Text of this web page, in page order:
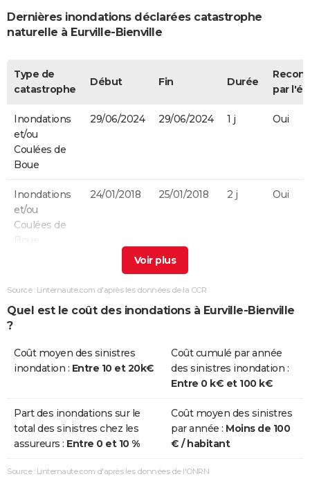
Dernières inondations déclarées catastrophe
naturelle à Eurville-Bienville
Type de
catastrophe
Début Fin Durée
par
Inondations
et/ou
Coulées de
Boue
29/06/2024 29/06/2024 1 j Oui
Inondations
et/ou
Coulées de
Boue
24/01/2018 25/01/2018 2 j Oui
et/ou
Boue
25/12/1999 29/12/1999
et/ou
Coulées de
Inondations
et/ou
Coulées de
Boue
25/05/1983 30/05/1983 6 j Oui
Source : Linternaute.com d'après les données de la CCR
Quel est le coût des inondations à Eurville-Bienville
?
Coût moyen des sinistres
inondation : Entre 10 et 20k€
Coût cumulé par année
des sinistres inondation :
Entre 0 k€ et 100 k€
Part des inondations sur le
total des sinistres chez les
assureurs : Entre 0 et 10 %
Coût moyen des sinistres
par année : Moins de 100
€ / habitant
Source : Linternaute.com d'après les données de l'ONRN